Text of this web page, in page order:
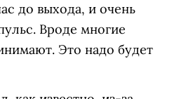
до выхода, и очень
Вроде многие
Это надо будет